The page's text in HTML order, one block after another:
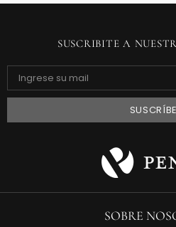
SUSCRIBITE A
SOBRE